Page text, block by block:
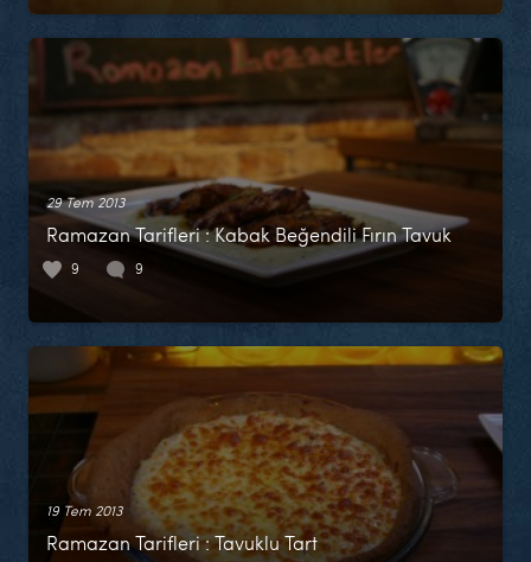
29 Tem 2013
Ramazan Tarifleri : Kabak Beğendili Fırın Tavuk
9 9
19 Tem 2013
Ramazan Tarifleri : Tavuklu Tart